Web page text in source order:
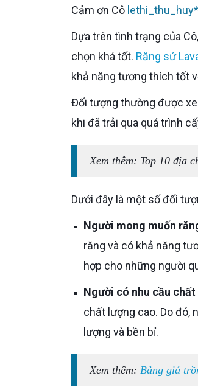
Cảm ơn Cô
Dựa trên tình trạng của Cô, việc xem xét sử dụng răng sứ Lava để phục hình răng trên Implant là một lựa
chọn khá tốt. Răng sứ
khả năng tương thích tốt
Đối tượng thường được xem xét phù hợp cho răng sứ Lava bao gồm những người cần phục hình răng sau
khi đã trải qua quá trình
Xem thêm: Top 10 địa
Dưới đây là một số đối
Người mong muốn
răng và có khả năng
hợp cho những người
Người có nhu cầu
chất lượng cao. Do đó,
lượng và bền bỉ.
Xem thêm: Bảng giá